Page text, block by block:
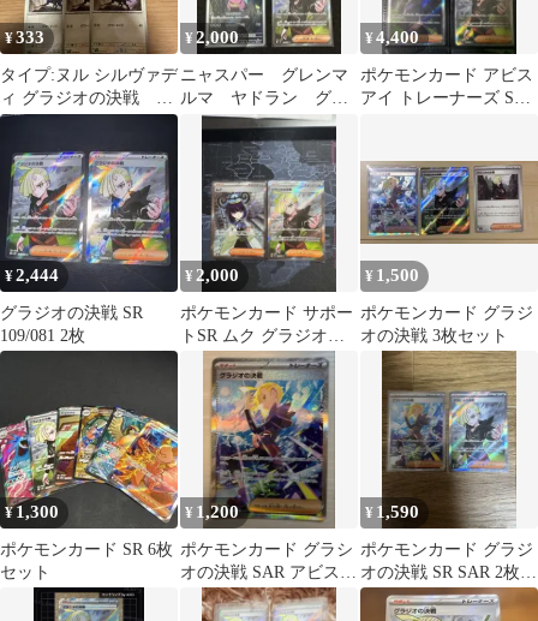
¥333
タイプ:ヌル シルヴァデ
ィ グラジオの決戦 ア
ビスアイ
¥2,000
ニャスパー グレンマ
ルマ ヤドラン グラ
ジオの決戦AR・SR 4枚
セット
¥4,400
ポケモンカード アビス
アイ トレーナーズ SR
¥2,444
グラジオの決戦 SR
109/081 2枚
¥ 2,000
ポケモンカード サポー
トSR ムク グラジオの
決戦 2枚セット
¥ 1,500
ポケモンカード グラジ
オの決戦 3枚セット
¥ 1,300
ポケモンカード SR 6枚
セット
¥ 1,200
ポケモンカード グラシ
オの決戦 SAR アビスア
¥ 1,590
ポケモンカード グラジ
オの決戦 SR SAR 2枚セ
ット